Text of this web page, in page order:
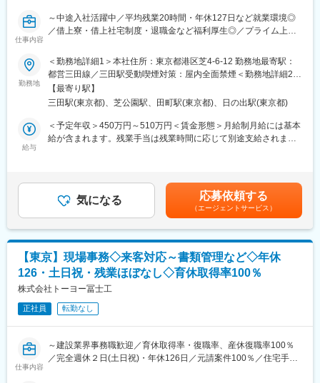
仕事内容
～中途入社活躍中／平均残業20時間・年休127日など就業環境◎
／借上寮・借上社宅制度・退職金など福利厚生◎／プライム上場
■業務概要：
海上土木に強みを持つマリコン企業である当社の支店にて、事務
（経理、人事、労務、総務）の仕事をお任せいたします。適性に
応じてメイン業務を決定します。
■業務詳細：
・労務対応
・現場の事務的な支援など
ムワーク重視の職場です。
■業務の魅力：
海上土木プロジェクトの根幹を支える事務職として、多様な業務
経験と課題対応力を身につけられます。現場との連携も多く、コ
ミュニケーション力や柔軟性も養えます。
■働き方：
◇官公庁案件が大半を占める安定業界
◇平均残業時間：20時間／月
勤務地
＜勤務地詳細1＞本社住所：東京都港区芝4-6-12 勤務地最寄駅：
都営三田線／三田駅受動喫煙対策：屋内全面禁煙＜勤務地詳細2＞
東京支店住所：東京都港区芝四丁目9番4号 芝浜ビル8階勤務地最
寄駅：JR山手線線／田町駅受動喫煙対策：屋内全面禁煙変更の範
【最寄り駅】
三田駅(東京都)、芝公園駅、田町駅(東京都)、日の出駅(東京都)
給与
＜予定年収＞450万円～510万円＜賃金形態＞月給制月給には基本
給が含まれます。残業手当は残業時間に応じて別途支給されま
通じて上下する可能性があります。月給(月額)は固定手当を含めた
表記です。気になる 応募依頼する
（エージェントサービス）
【東京】現場事務◇来客対応～書類管理など◇年休
126・土日祝・残業ほぼなし◇育休取得率100％
株式会社トーヨー冨士工
正社員 転勤なし
仕事内容
～建設業界事務職歓迎／育休取得率・復職率、産休復職率100％
／完全週休２日(土日祝)・年休126日／元請案件100％／住宅手当